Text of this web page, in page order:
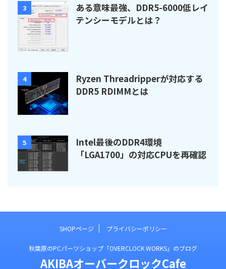
3
ある意味最強、DDR5-6000低レイ
テンシーモデルとは？
4
Ryzen Threadripperが対応する
DDR5 RDIMMとは
5
Intel最後のDDR4環境
「LGA1700」の対応CPUを再確認
SHOPページ プライバシーポリシー
秋葉原のPCパーツショップ「OVERCLOCK WORKS」のブログ
AKIBAオーバークロックCafe